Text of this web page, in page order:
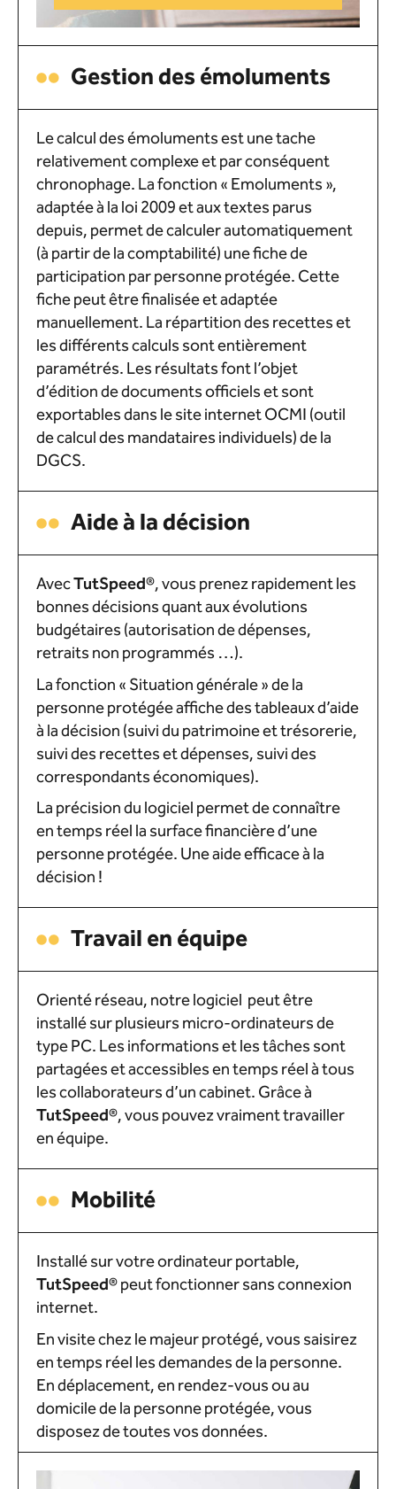
Gestion des émoluments
Le calcul des émoluments est une tache
relativement complexe et par conséquent
chronophage. La fonction « Emoluments »,
adaptée à la loi 2009 et aux textes parus
depuis, permet de calculer automatiquement
(à partir de la comptabilité) une fiche de
participation par personne protégée. Cette
fiche peut être finalisée et adaptée
manuellement. La répartition des recettes et
les différents calculs sont entièrement
paramétrés. Les résultats font l’objet
d’édition de documents officiels et sont
exportables dans le site internet OCMI (outil
de calcul des mandataires individuels) de la
DGCS.
Aide à la décision
AvecTutSpeed®, vous prenez rapidement les
bonnes décisions quant aux évolutions
budgétaires (autorisation de dépenses,
retraits non programmés …).
La fonction « Situation générale » de la
personne protégée affiche des tableaux d’aide
à la décision (suivi du patrimoine et trésorerie,
suivi des recettes et dépenses, suivi des
correspondants économiques).
La précision du logiciel permet de connaître
en temps réel la surface financière d’une
personne protégée. Une aide efficace à la
décision !
Travail en équipe
Orienté réseau, notre logiciel peut être
installé sur plusieurs micro-ordinateurs de
type PC. Les informations et les tâches sont
partagées et accessibles en temps réel à tous
les collaborateurs d’un cabinet. Grâce à
TutSpeed®, vous pouvez vraiment travailler
en équipe.
Mobilité
Installé sur votre ordinateur portable,
TutSpeed®peut fonctionner sans connexion
internet.
En visite chez le majeur protégé, vous saisirez
en temps réel les demandes de la personne.
En déplacement, en rendez-vous ou au
domicile de la personne protégée, vous
disposez de toutes vos données.